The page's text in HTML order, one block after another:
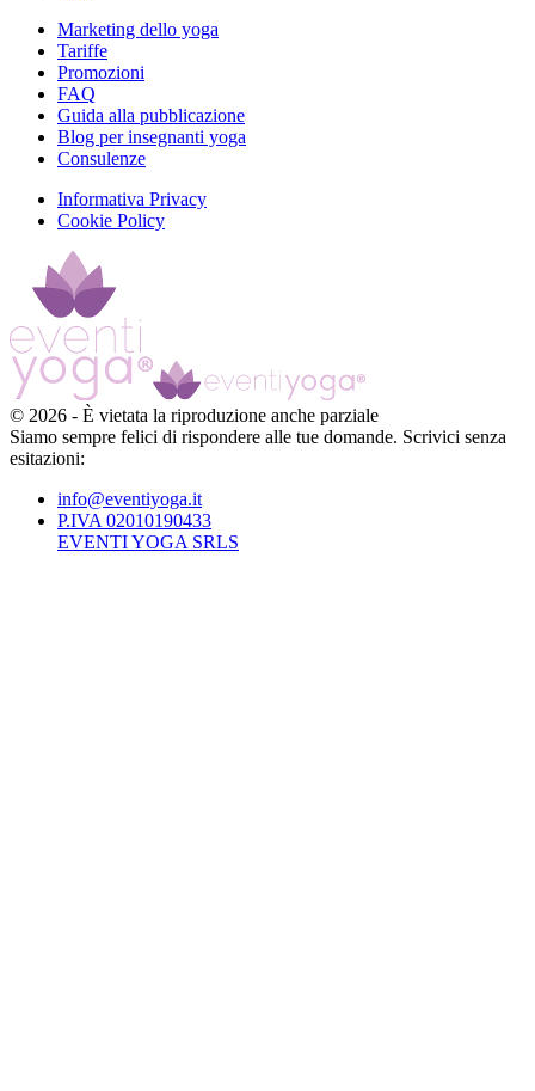
Marketing dello yoga
Tariffe
Promozioni
FAQ
Guida alla pubblicazione
Blog per insegnanti yoga
Consulenze
Informativa Privacy
Cookie Policy
© 2026 - È vietata la riproduzione anche parziale
Siamo sempre felici di rispondere alle tue domande. Scrivici senza
esitazioni:
info@eventiyoga.it
P.IVA 02010190433
EVENTI YOGA SRLS